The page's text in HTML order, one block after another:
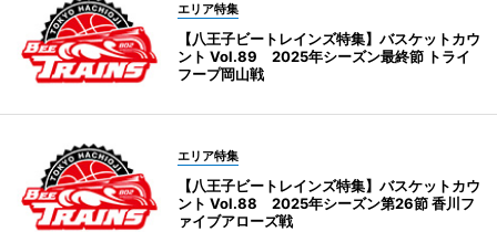
エリア特集
【八王子ビートレインズ特集】バスケットカウ
ント Vol.89 2025年シーズン最終節 トライ
フープ岡山戦
エリア特集
【八王子ビートレインズ特集】バスケットカウ
ント Vol.88 2025年シーズン第26節 香川フ
ァイブアローズ戦